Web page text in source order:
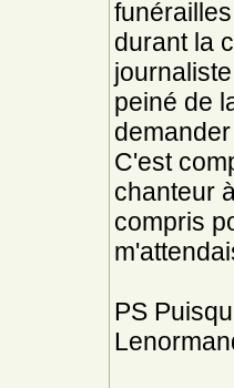
durant la
peiné de
C'est
chanteur
compris
PS